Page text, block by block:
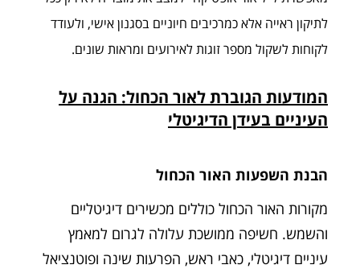
לתיקון ראייה אלא כמרכיבים חיוניים בסגנון אישי, ולעודד
לקוחות לשקול מספר זוגות לאירועים ומראות שונים.
המודעות הגוברת לאור הכחול: הגנה על
העיניים בעידן הדיגיטלי
הבנת השפעות האור הכחול
מקורות האור הכחול כוללים מכשירים דיגיטליים
והשמש. חשיפה ממושכת עלולה לגרום למאמץ
עיניים דיגיטלי, כאבי ראש, הפרעות שינה ופוטנציאל